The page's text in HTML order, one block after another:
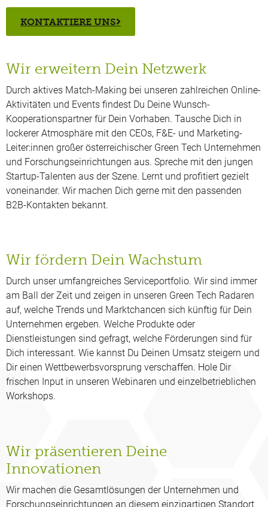
KONTAKTIERE UNS
Wir erweitern Dein Netzwerk
Durch aktives Match-Making bei unseren zahlreichen Online-
Aktivitäten und Events findest Du Deine Wunsch-
Kooperationspartner für Dein Vorhaben. Tausche Dich in
lockerer Atmosphäre mit den CEOs, F&E- und Marketing-
Leiter:innen großer österreichischer Green Tech Unternehmen
und Forschungseinrichtungen aus. Spreche mit den jungen
Startup-Talenten aus der Szene. Lernt und profitiert gezielt
voneinander. Wir machen Dich gerne mit den passenden
B2B-Kontakten bekannt.
Wir fördern Dein Wachstum
Durch unser umfangreiches Serviceportfolio. Wir sind immer
am Ball der Zeit und zeigen in unseren Green Tech Radaren
auf, welche Trends und Marktchancen sich künftig für Dein
Unternehmen ergeben. Welche Produkte oder
Dienstleistungen sind gefragt, welche Förderungen sind für
Dich interessant. Wie kannst Du Deinen Umsatz steigern und
Dir einen Wettbewerbsvorsprung verschaffen. Hole Dir
frischen Input in unseren Webinaren und einzelbetrieblichen
Workshops.
Wir präsentieren Deine
Innovationen
Wir machen die Gesamtlösungen der Unternehmen und
Forschungseinrichtungen an diesem einzigartigen Standort